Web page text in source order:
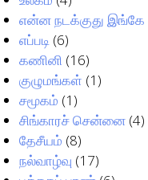
என்ன நடக்குது இங்கே
எப்படி (6)
கணினி (16)
குழுமங்கள் (1)
சமூகம் (1)
சிங்காரச் சென்னை (4)
தேசீயம் (8)
நல்வாழ்வு (17)